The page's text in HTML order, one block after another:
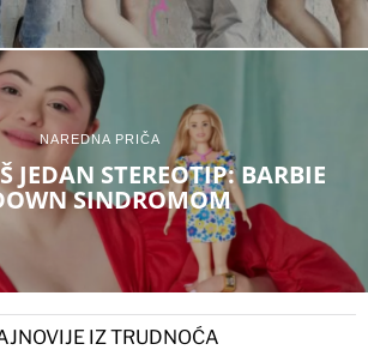
NAREDNA PRIČA
JEDAN STEREOTIP: BARBIE
SINDROMOM
IZ TRUDNOĆA